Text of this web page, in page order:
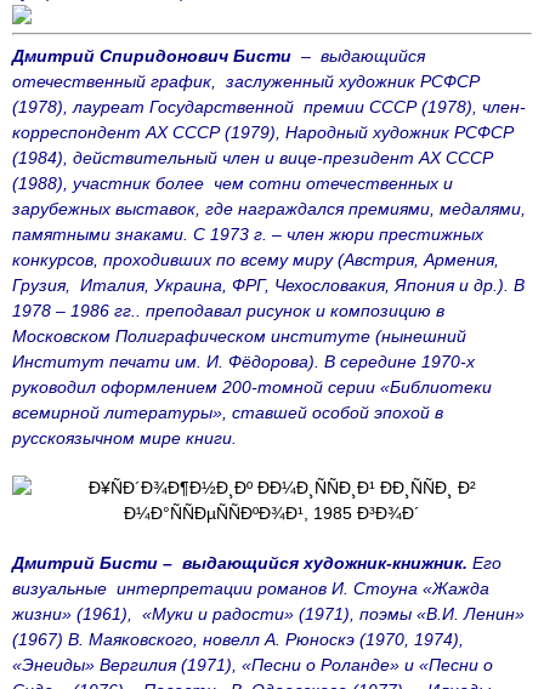
Дмитрий Спиридонович Бисти – выдающийся
отечественный график, заслуженный художник РСФСР
(1978), лауреат Государственной премии СССР (1978), член-
корреспондент АХ СССР (1979), Народный художник РСФСР
(1984), действительный член и вице-президент АХ СССР
(1988), участник более чем сотни отечественных и
зарубежных выставок, где награждался премиями, медалями,
памятными знаками. С 1973 г. – член жюри престижных
конкурсов, проходивших по всему миру (Австрия, Армения,
Грузия, Италия, Украина, ФРГ, Чехословакия, Япония и др.). В
1978 – 1986 гг.. преподавал рисунок и композицию в
Московском Полиграфическом институте (нынешний
Институт печати им. И. Фёдорова). В середине 1970-х
руководил оформлением 200-томной серии «Библиотеки
всемирной литературы», ставшей особой эпохой в
русскоязычном мире книги.
Дмитрий Бисти – выдающийся художник-книжник. Его
визуальные интерпретации романов И. Стоуна «Жажда
жизни» (1961), «Муки и радости» (1971), поэмы «В.И. Ленин»
(1967) В. Маяковского, новелл А. Рюноскэ (1970, 1974),
«Энеиды» Вергилия (1971), «Песни о Роланде» и «Песни о